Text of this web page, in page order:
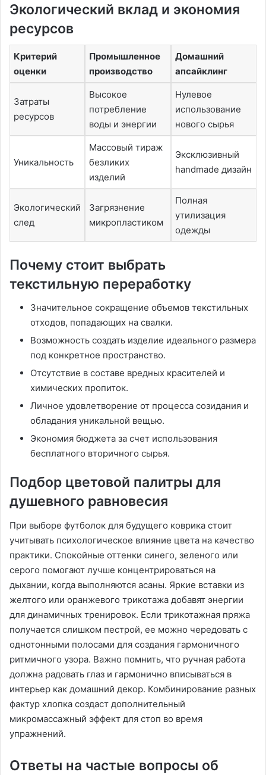
Экологический вклад и экономия
ресурсов
Критерий
оценки
Промышленное
производство
Домашний
апсайклинг
Затраты
ресурсов
Высокое
потребление
воды и энергии
Нулевое
использование
нового сырья
Уникальность
Массовый тираж
безликих
изделий
Эксклюзивный
handmade дизайн
Экологический
след
Загрязнение
микропластиком
Полная
утилизация
одежды
Почему стоит выбрать
текстильную переработку
Значительное сокращение объемов текстильных
отходов, попадающих на свалки.
Возможность создать изделие идеального размера
под конкретное пространство.
Отсутствие в составе вредных красителей и
химических пропиток.
Личное удовлетворение от процесса созидания и
обладания уникальной вещью.
Экономия бюджета за счет использования
бесплатного вторичного сырья.
Подбор цветовой палитры для
душевного равновесия
При выборе футболок для будущего коврика стоит
учитывать психологическое влияние цвета на качество
практики. Спокойные оттенки синего, зеленого или
серого помогают лучше концентрироваться на
дыхании, когда выполняются асаны. Яркие вставки из
желтого или оранжевого трикотажа добавят энергии
для динамичных тренировок. Если трикотажная пряжа
получается слишком пестрой, ее можно чередовать с
однотонными полосами для создания гармоничного
ритмичного узора. Важно помнить, что ручная работа
должна радовать глаз и гармонично вписываться в
интерьер как домашний декор. Комбинирование разных
фактур хлопка создаст дополнительный
микромассажный эффект для стоп во время
упражнений.
Ответы на частые вопросы об